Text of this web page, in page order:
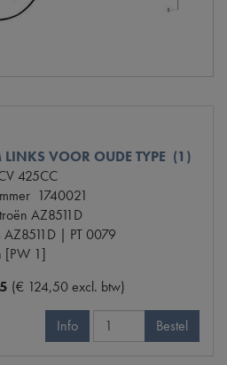
LINKS VOOR OUDE TYPE (1)
425CC
1740021
AZ8511D
AZ8511D | PT 0079
[PW 1]
(€ 124,50 excl. btw)
Info Bestel